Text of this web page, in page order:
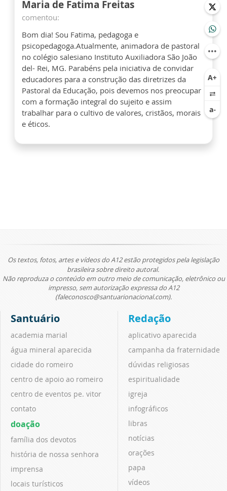
Maria de Fatima Freitas
comentou:
Bom dia! Sou Fatima, pedagoga e
psicopedagoga.Atualmente, animadora de pastoral
no colégio salesiano Instituto Auxiliadora São João
del- Rei, MG. Parabéns pela iniciativa de convidar
educadores para a construção das diretrizes da
Pastoral da Educação, pois devemos nos preocupar
com a formação integral do sujeito e assim
trabalhar para o cultivo de valores, cristãos, morais
e éticos.
Os textos, fotos, artes e vídeos do A12 estão protegidos pela legislação
brasileira sobre direito autoral.
Não reproduza o conteúdo em outro meio de comunicação, eletrônico ou
impresso, sem autorização expressa do A12
(faleconosco@santuarionacional.com).
Santuário
academia marial
água mineral aparecida
cidade do romeiro
centro de apoio ao romeiro
centro de eventos pe. vitor
contato
doação
família dos devotos
história de nossa senhora
imprensa
locais turísticos
Redação
aplicativo aparecida
campanha da fraternidade
dúvidas religiosas
espiritualidade
igreja
infográficos
libras
notícias
orações
papa
vídeos